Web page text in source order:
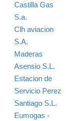
Castilla Gas
S.a.
Clh aviacion
S.A.
Maderas
Asensio S.L.
Estacion de
Servicio Perez
Santiago S.L.
Eumogas -